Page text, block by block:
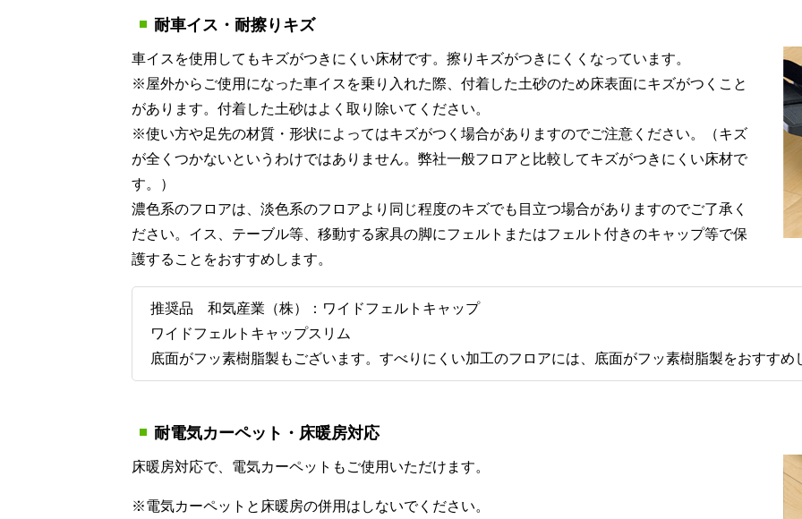
耐車イス・耐擦りキズ
車イスを使用してもキズがつきにくい床材です。擦りキズがつきにくくなっています。
※屋外からご使用になった車イスを乗り入れた際、付着した土砂のため床表面にキズがつくこと
があります。付着した土砂はよく取り除いてください。
※使い方や足先の材質・形状によってはキズがつく場合がありますのでご注意ください。（キズ
が全くつかないというわけではありません。弊社一般フロアと比較してキズがつきにくい床材で
す。）
濃色系のフロアは、淡色系のフロアより同じ程度のキズでも目立つ場合がありますのでご了承く
ださい。イス、テーブル等、移動する家具の脚にフェルトまたはフェルト付きのキャップ等で保
護することをおすすめします。
推奨品 和気産業（株）：ワイドフェルトキャップ
ワイドフェルトキャップスリム
底面がフッ素樹脂製もございます。すべりにくい加工のフロアには、底面がフッ素樹脂製をおすすめ
耐電気カーペット・床暖房対応
床暖房対応で、電気カーペットもご使用いただけます。
※電気カーペットと床暖房の併用はしないでください。